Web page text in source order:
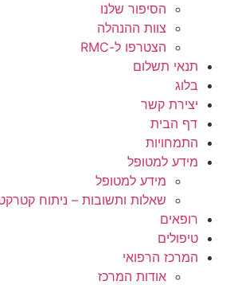
הסיפור שלנו
צוות ההנהלה
הצטרפו ל-RMC
תנאי תשלום
בלוג
יצירת קשר
דף הבית
התמחויות
מידע למטופל
מידע למטופל
שאלות ותשובות – ניתוח קטרקט
רופאים
טיפולים
המרכז הרפואי
אודות המרכז